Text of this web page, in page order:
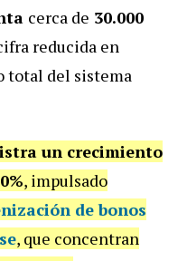
cerca de 30.000
reducida en
total del sistema
un crecimiento
, impulsado
de bonos
, que concentran